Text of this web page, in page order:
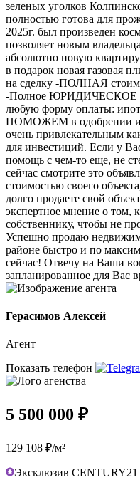
зеленых уголков
полностью готова для
2025г. был произведен
позволяет новым
абсолютно новую
в подарок новая газовая
на сделку -ПОЛНАЯ
-Полное ЮРИДИЧЕСКОЕ
любую форму оплаты:
ПОМОЖЕМ в одобрении
очень привлекательным
для инвестиций. Если у
помощь с чем-то еще, не
сейчас смотрите это
стоимостью своего
долго продаете свой
экспертное мнение о том,
собственнику, чтобы не
Успешно продаю
районе быстро и по
сейчас! Отвечу на Ваши
запланированное для Вас
Герасимов Алексей
Агент
Показать телефон
5 500 000 ₽
129 108 ₽/м²
Эксклюзив CENTURY21